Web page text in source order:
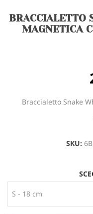
BRACCIALETTO
MAGNETICA
Braccialetto Snake
SKU: